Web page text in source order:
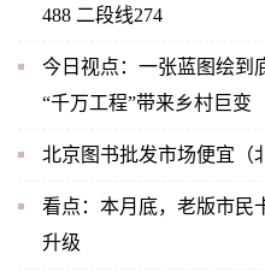
488 二段线274
今日视点：一张蓝图绘
“千万工程”带来乡村巨变
北京图书批发市场便宜（
看点：本月底，老版市民
升级